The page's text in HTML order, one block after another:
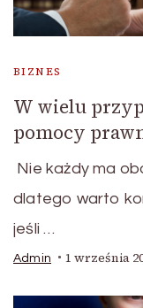
BIZNES
W wielu
pomocy
Nie każdy ma
dlatego warto
jeśli …
Admin 1 września